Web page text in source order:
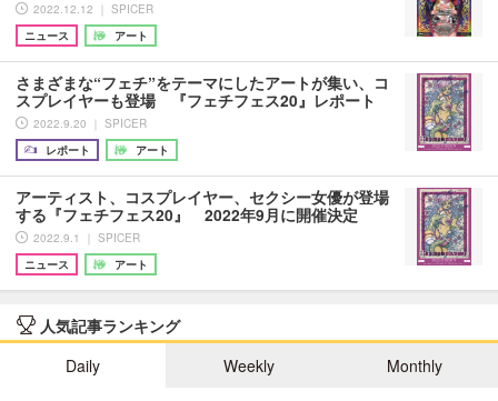
2022.12.12 ｜ SPICER
ニュース
アート
さまざまな“フェチ”をテーマにしたアートが集い、コ
スプレイヤーも登場 『フェチフェス20』レポート
2022.9.20 ｜ SPICER
レポート
アート
アーティスト、コスプレイヤー、セクシー女優が登場
する『フェチフェス20』 2022年9月に開催決定
2022.9.1 ｜ SPICER
ニュース
アート
人気記事ランキング
Daily
Weekly Monthly